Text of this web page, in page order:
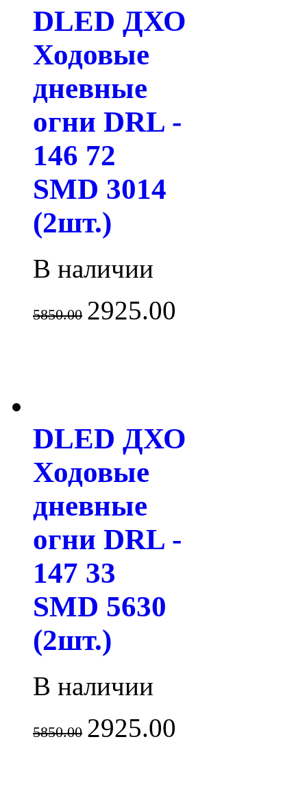
DLED ДХО
Ходовые
дневные
огни DRL -
146 72
SMD 3014
(2шт.)
В наличии
5850.00 2925.00
DLED ДХО
Ходовые
дневные
огни DRL -
147 33
SMD 5630
(2шт.)
В наличии
5850.00 2925.00